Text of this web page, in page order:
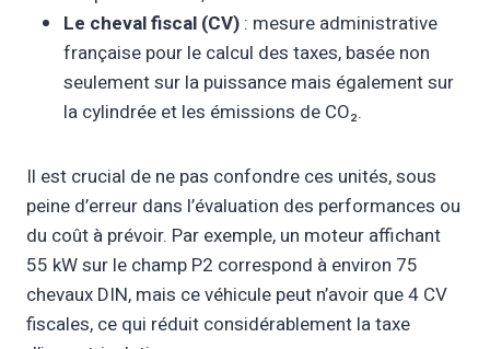
Le cheval fiscal (CV) : mesure administrative
française pour le calcul des taxes, basée non
seulement sur la puissance mais également sur
la cylindrée et les émissions de CO₂.
Il est crucial de ne pas confondre ces unités, sous
peine d’erreur dans l’évaluation des performances ou
du coût à prévoir. Par exemple, un moteur affichant
55 kW sur le champ P2 correspond à environ 75
chevaux DIN, mais ce véhicule peut n’avoir que 4 CV
fiscales, ce qui réduit considérablement la taxe